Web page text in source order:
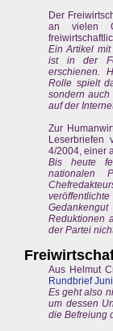
Der
an vielen
Ein Artikel mit
ist in der
erschienen.
Rolle spielt
sondern auch
auf der
Zur
Leserbriefen
4/2004, einer
Bis heute
nationalen
Reduktionen
der Partei
Aus Helmut
Rundbrief
Es geht also
um dessen
die Befreiung